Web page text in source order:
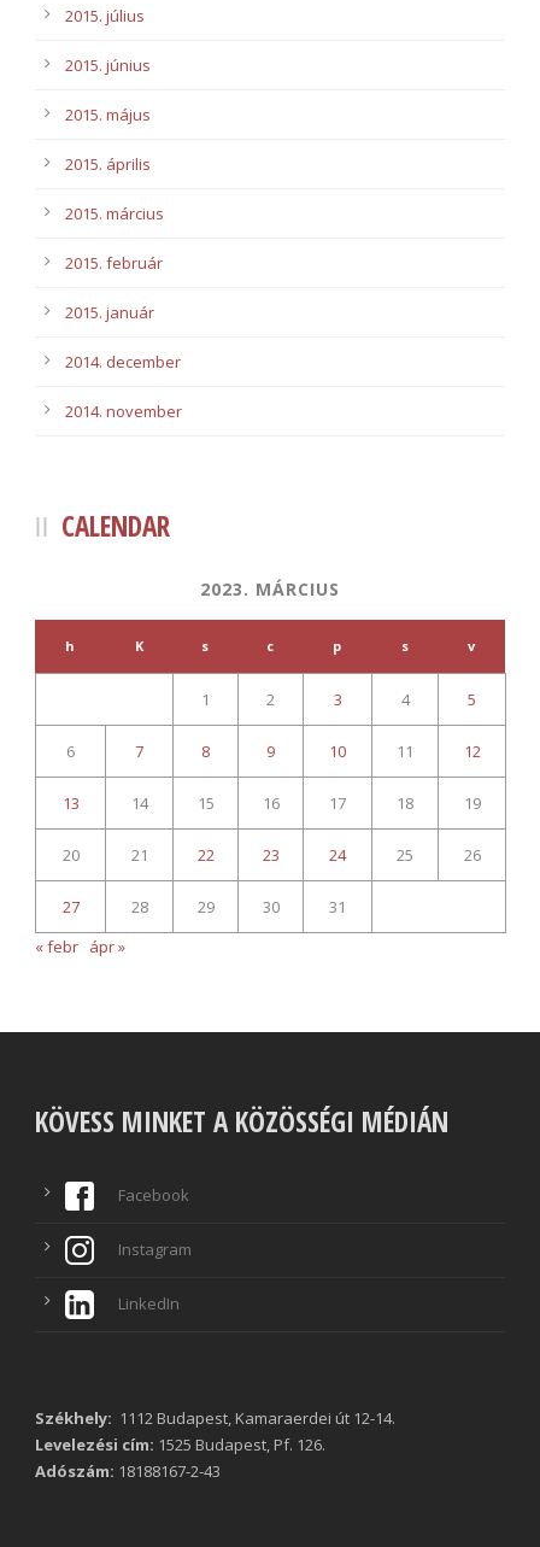
2015. július
2015. június
2015. május
2015. április
2015. március
2015. február
2015. január
2014. december
2014. november
CALENDAR
2023. MÁRCIUS
h K s c p s v
1 2 3 4 5
6 7 8 9 10 11 12
13 14 15 16 17 18 19
20 21 22 23 24 25 26
27 28 29 30
31
« febr ápr »
KÖVESS MINKET A KÖZÖSSÉGI MÉDIÁN
Facebook
Instagram
LinkedIn
Székhely: 1112 Budapest, Kamaraerdei út 12-14.
Levelezési cím: 1525 Budapest, Pf. 126.
Adószám: 18188167-2-43